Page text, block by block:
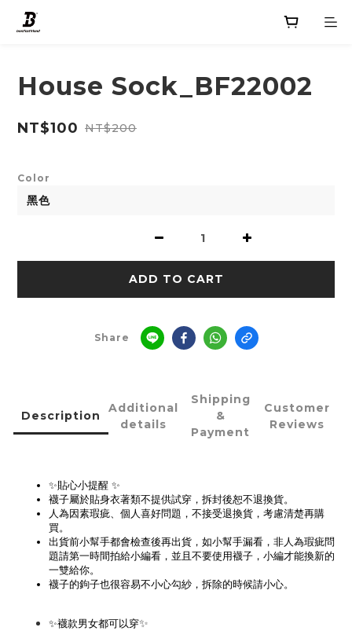
House Sock_BF22002
NT$100 NT$200
Color
ADD TO CART
Share
Description
Additional
details
Shipping
&
Payment
Customer
Reviews
✨貼心小提醒 ✨
襪子屬於貼身衣著類不提供試穿，拆封後恕不退換貨。
人為因素瑕疵、個人喜好問題，不接受退換貨，考慮清楚再購
買。
出貨前小幫手都會檢查後再出貨，如小幫手漏看，非人為瑕疵問
題請第一時間拍給小編看，並且不要使用襪子，小編才能換新的
一雙給你。
襪子的鉤子也很容易不小心勾紗，拆除的時候請小心。
✨襪款男女都可以穿✨